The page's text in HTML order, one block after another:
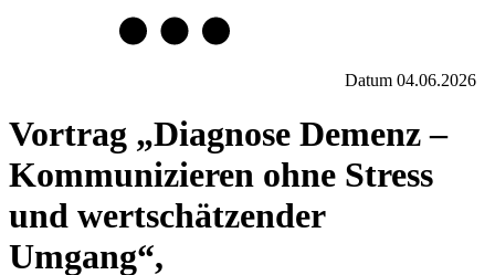
Datum 04.06.2026
Vortrag „Diagnose Demenz –
Kommunizieren ohne Stress
und wertschätzender
Umgang“,